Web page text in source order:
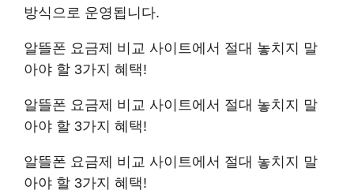
방식으로 운영됩니다.
알뜰폰 요금제 비교 사이트에서 절대 놓치지 말
아야 할 3가지 혜택!
알뜰폰 요금제 비교 사이트에서 절대 놓치지 말
아야 할 3가지 혜택!
알뜰폰 요금제 비교 사이트에서 절대 놓치지 말
아야 할 3가지 혜택!